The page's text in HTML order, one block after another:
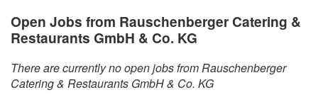
Open Jobs from Rauschenberger Catering &
Restaurants GmbH & Co. KG
There are currently no open jobs from Rauschenberger
Catering & Restaurants GmbH & Co. KG